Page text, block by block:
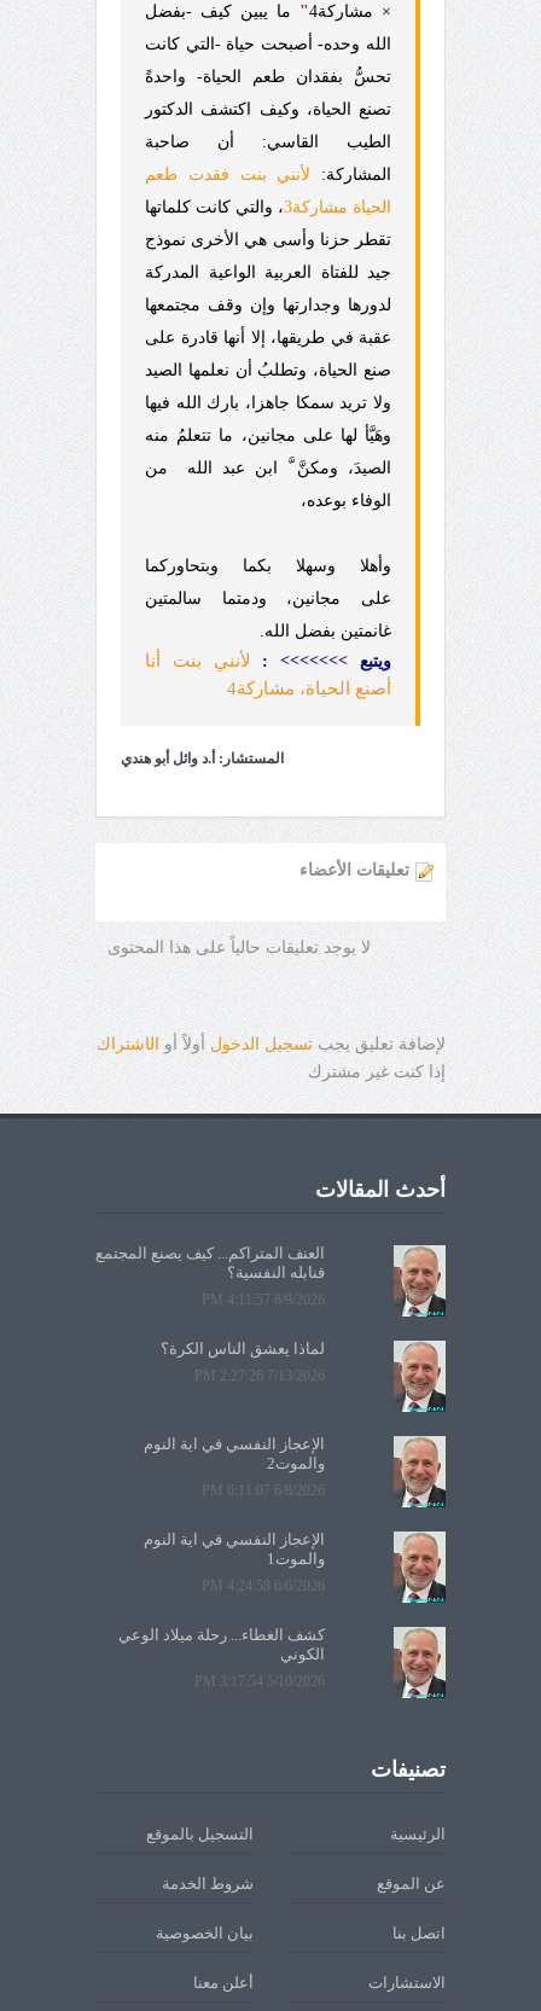
× مشاركة4 " ما يبين كيف -بفضل
الله وحده- أصبحت حياة -التي كانت
تحسُّ بفقدان طعم الحياة- واحدةً
تصنع الحياة، وكيف اكتشف
لدكتور
الطيب القاسي: أن صاحبة
المشاركة:
لأنني بنت فقدت طعم
الحياة مشاركة3 ، والتي كانت كلماتها
تقطر حزنا وأسى هي الأخرى نموذج
جيد للفتاة العربية الواعية المدركة
لدورها وجدارتها وإن وقف مجتمعها
عقبة في طريقها، إلا أنها قادرة على
صنع الحياة، وتطلبُ أن نعلمها الصيد
ولا تريد سمكا جاهزا، بارك الله فيها
وهَيَّأ لها على مجانين، ما تتعلمُ منه
الصيدَ، ومكنَّ
ابن عبد الله
من
الوفاء بوعده،
وأهلا وسهلا بكما وبتحاوركما
على مجانين، ودمتما سالمتين
غانمتين بفضل الله.
ويتبع >>>>>>>
:
لأنني بنت أنا
أصنع الحياة، مشاركة4
المستشار: أ.د وائل أبو هندي
تعليقات الأعضاء
لا يوجد تعليقات حالياً على هذا المحتوى
لإضافة تعليق يجب تسجيل الدخول أولاً أو الاشتراك
إذا كنت غير مشترك
أحدث المقالات
العنف المتراكم... كيف يصنع المجتمع
قنابله النفسية؟
8/9/2026 4:11:57 PM
لماذا يعشق الناس الكرة؟
7/13/2026 2:27:26 PM
الإعجاز النفسي في آية النوم
والموت2
6/8/2026 6:11:07 PM
الإعجاز النفسي في آية النوم
والموت1
6/6/2026 4:24:58 PM
كشف الغطاء... رحلة ميلاد الوعي
الكوني
5/10/2026 3:17:54 PM
تصنيفات
الرئيسية التسجيل بالموقع
عن الموقع شروط الخدمة
اتصل بنا بيان الخصوصية
الاستشارات أعلن معنا